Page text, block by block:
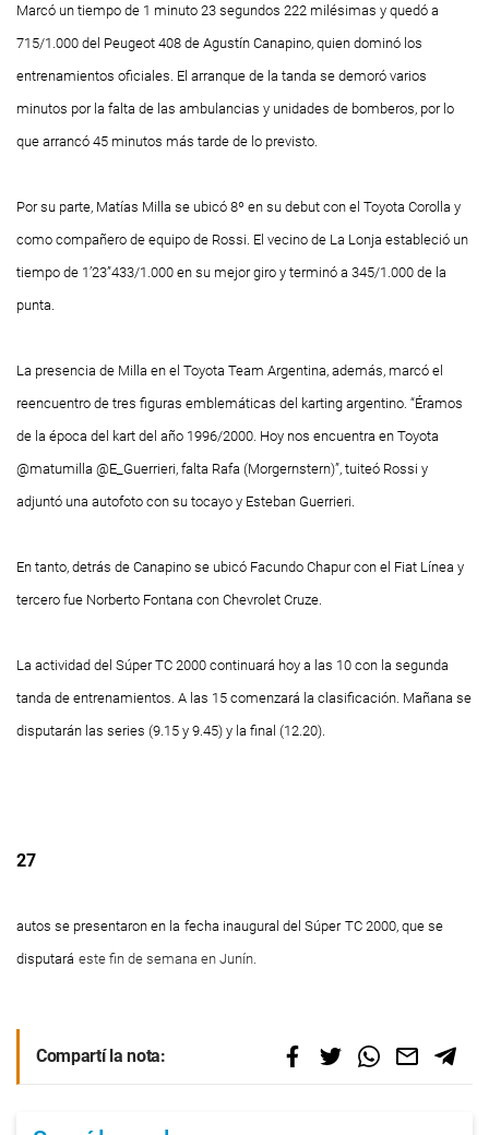
Marcó un tiempo de 1 minuto 23 segundos 222 milésimas y quedó a
715/1.000 del Peugeot 408 de Agustín Canapino, quien dominó los
entrenamientos oficiales. El arranque de la tanda se demoró varios
minutos por la falta de las ambulancias y unidades de bomberos, por lo
que arrancó 45 minutos más tarde de lo previsto.
Por su parte, Matías Milla se ubicó 8º en su debut con el Toyota Corolla y
como compañero de equipo de Rossi. El vecino de La Lonja estableció un
tiempo de 1’23”433/1.000 en su mejor giro y terminó a 345/1.000 de la
punta.
La presencia de Milla en el Toyota Team Argentina, además, marcó el
reencuentro de tres figuras emblemáticas del karting argentino. “Éramos
de la época del kart del año 1996/2000. Hoy nos encuentra en Toyota
@matumilla @E_Guerrieri, falta Rafa (Morgernstern)”, tuiteó Rossi y
adjuntó una autofoto con su tocayo y Esteban Guerrieri.
En tanto, detrás de Canapino se ubicó Facundo Chapur con el Fiat Línea y
tercero fue Norberto Fontana con Chevrolet Cruze.
La actividad del Súper TC 2000 continuará hoy a las 10 con la segunda
tanda de entrenamientos. A las 15 comenzará la clasificación. Mañana se
disputarán las series (9.15 y 9.45) y la final (12.20).
27
autos se presentaron en la fecha inaugural del Súper TC 2000, que se
disputará este fin de semana en Junín.
Compartí la nota: